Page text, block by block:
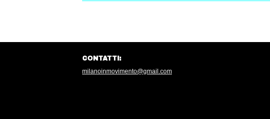
CONTATTI:
milanoinmovimento@gmail.com